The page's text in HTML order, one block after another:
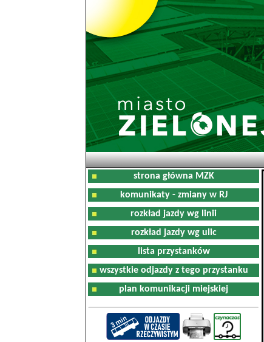
strona główna MZK
komunikaty - zmiany w RJ
rozkład jazdy wg linii
rozkład jazdy wg ulic
lista przystanków
wszystkie odjazdy z tego przystanku
plan komunikacji miejskiej